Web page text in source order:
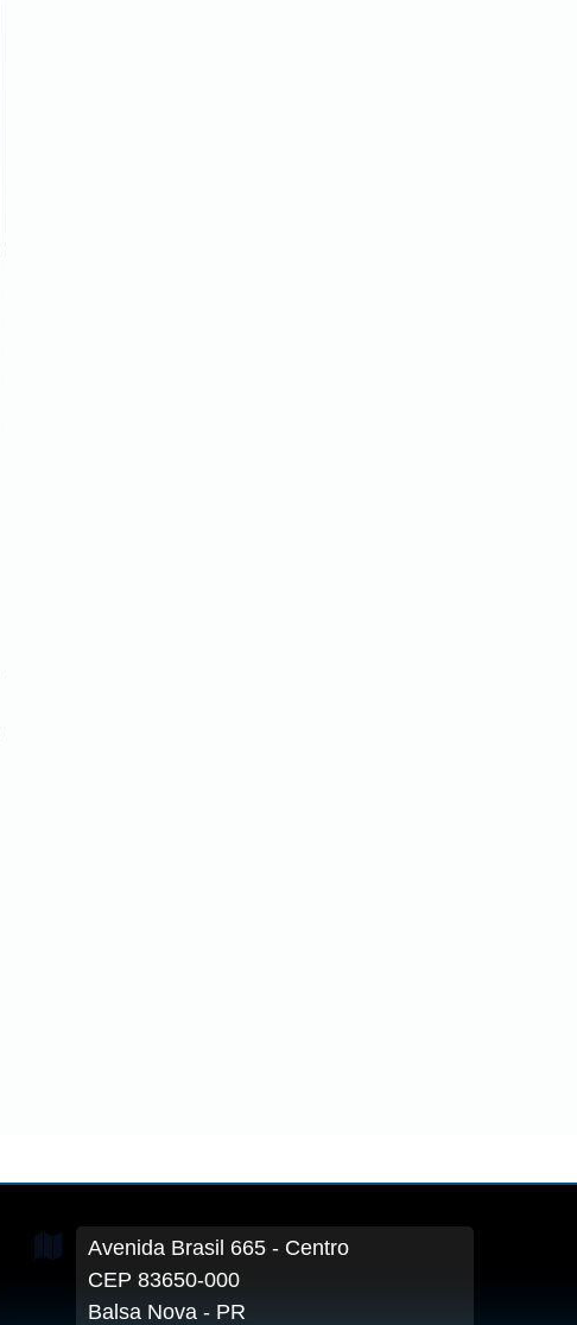
Avenida Brasil 665 - Centro
CEP 83650-000
Balsa Nova - PR